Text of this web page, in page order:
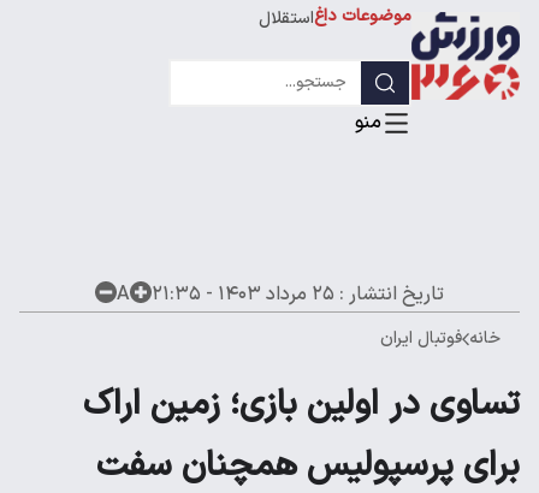
موضوعات داغاستقلال
تاریخ انتشار : ۲۵ مرداد ۱۴۰۳ - ۲۱:۳۵ A
خانه فوتبال ایران
تساوی در اولین بازی؛ زمین اراک
برای پرسپولیس همچنان سفت